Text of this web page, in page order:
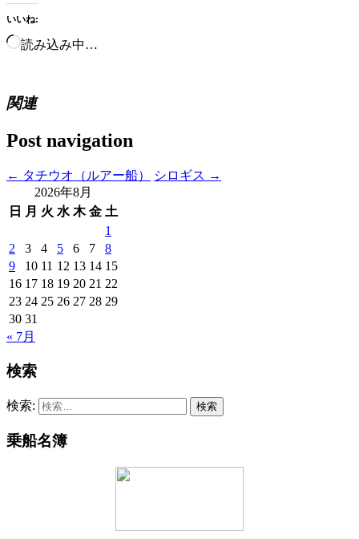
いいね:
読み込み中…
関連
Post navigation
← タチウオ（ルアー船） シロギス →
2026年8月
日
月 火 水 木 金 土
1
2
3 4 5 6 7
8
9
10 11 12 13 14 15
16 17 18 19 20 21 22
23 24 25 26 27 28 29
30 31
« 7月
検索
検索:
乗船名簿